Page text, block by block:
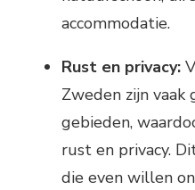
accommodatie.
Rust en privacy:
Zweden zijn
gebieden,
rust en privacy.
die even willen